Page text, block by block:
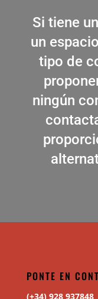
Si tiene
un
tipo de
ningún
PONTE EN
(+34) 928 937848